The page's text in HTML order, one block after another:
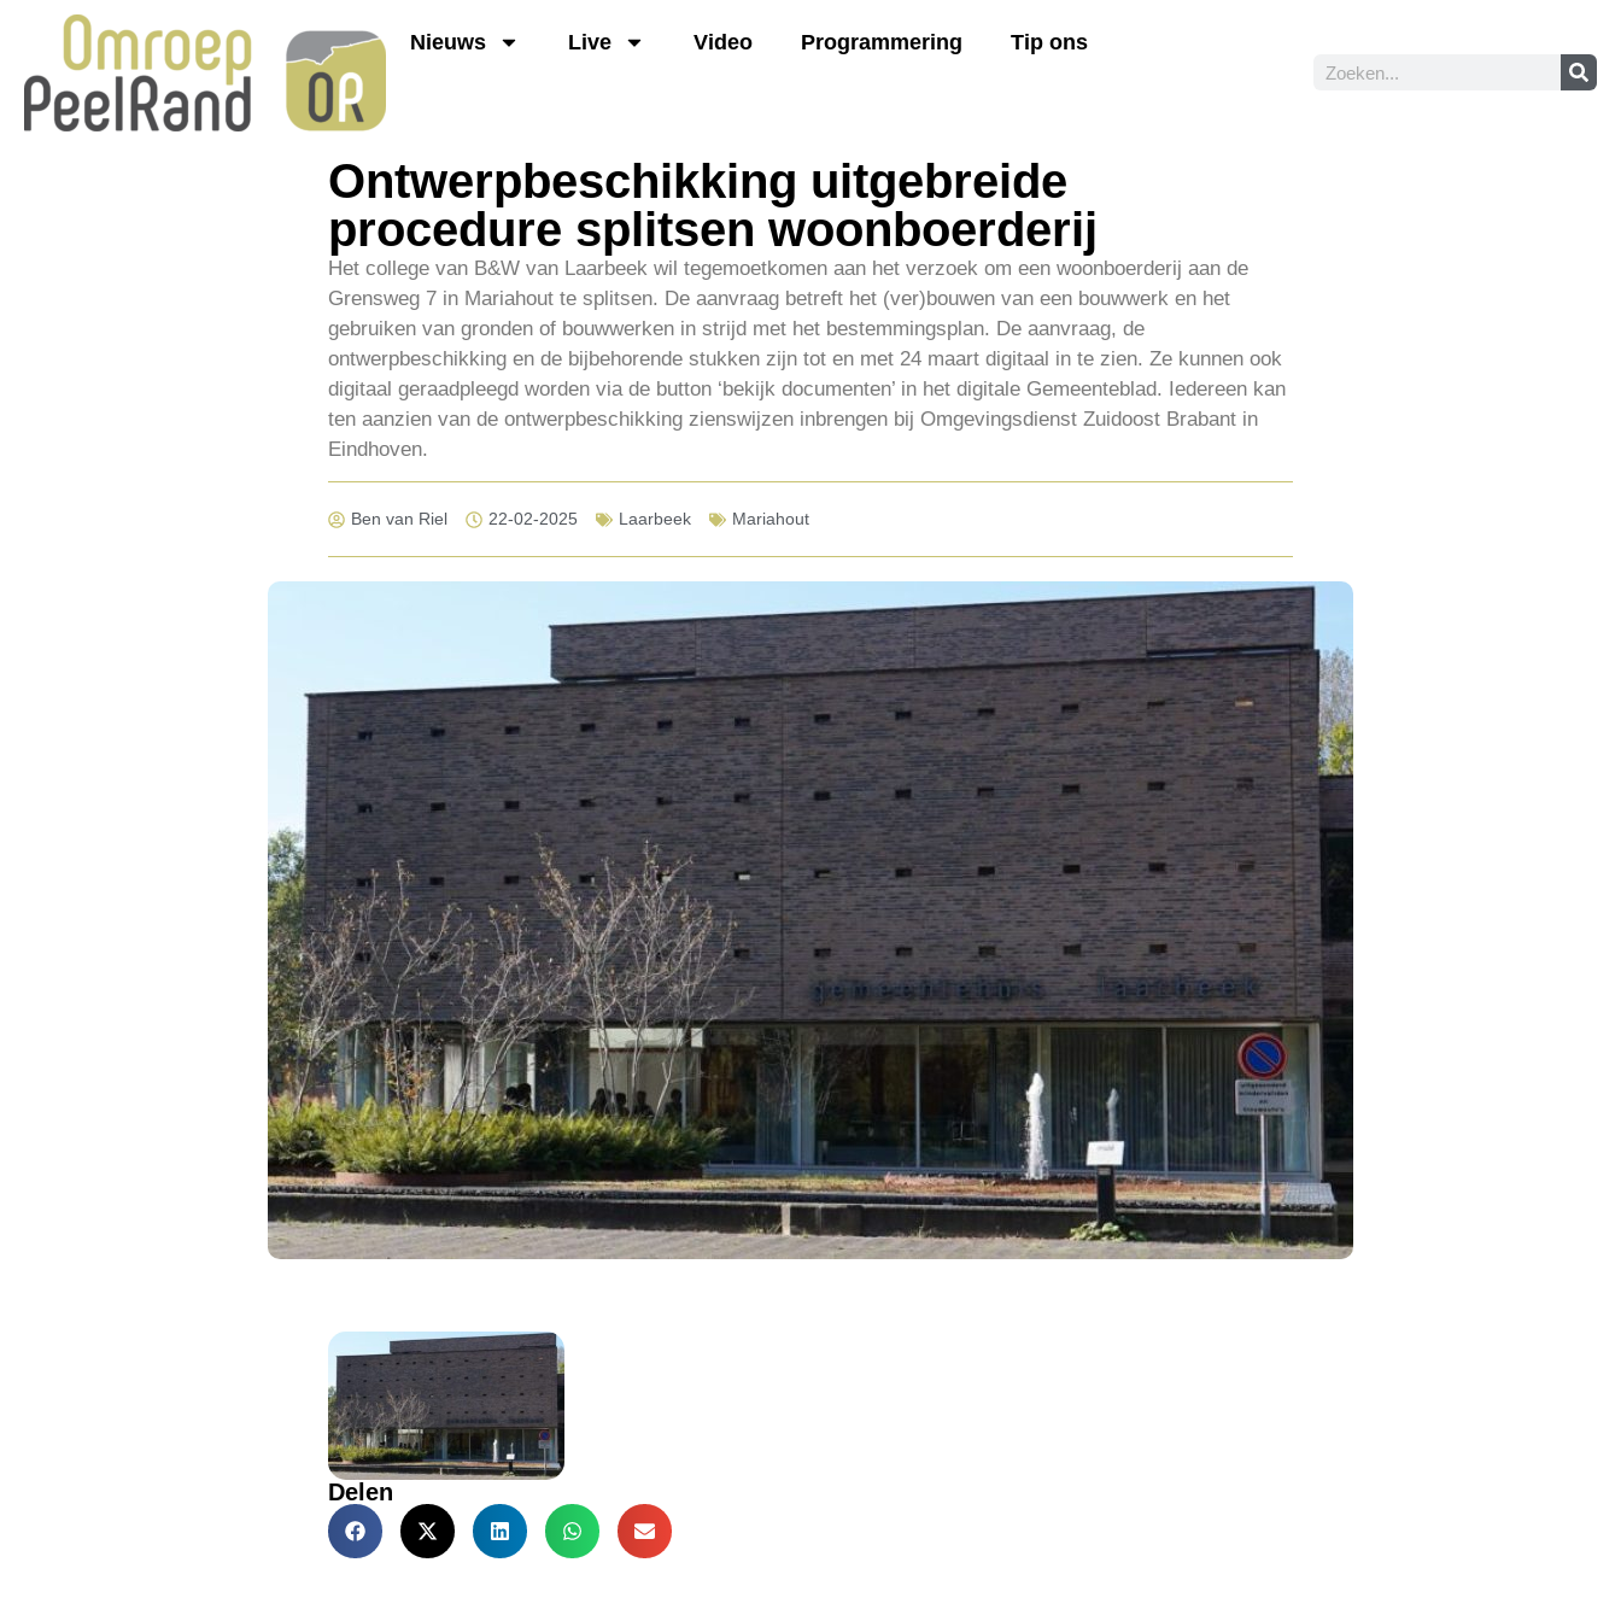
Nieuws Live Video Programmering Tip ons
Ontwerpbeschikking uitgebreide
procedure splitsen woonboerderij
Het college van B&W van Laarbeek wil tegemoetkomen aan het verzoek om een woonboerderij aan de
Grensweg 7 in Mariahout te splitsen. De aanvraag betreft het (ver)bouwen van een bouwwerk en het
gebruiken van gronden of bouwwerken in strijd met het bestemmingsplan. De aanvraag, de
ontwerpbeschikking en de bijbehorende stukken zijn tot en met 24 maart digitaal in te zien. Ze kunnen ook
digitaal geraadpleegd worden via de button ‘bekijk documenten’ in het digitale Gemeenteblad. Iedereen kan
ten aanzien van de ontwerpbeschikking zienswijzen inbrengen bij Omgevingsdienst Zuidoost Brabant in
Eindhoven.
Ben van Riel 22-02-2025 Laarbeek Mariahout
Delen